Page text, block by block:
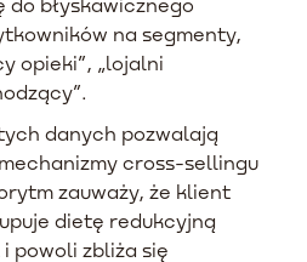
na segmenty,
opieki”, „lojalni
danych pozwalają
cross-sellingu
zauważy, że klient
dietę redukcyjną
powoli zbliża się